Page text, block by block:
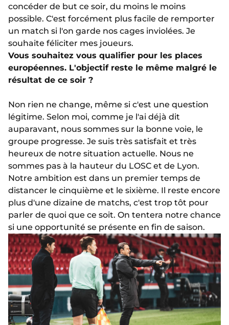
concéder de but ce soir, du moins le moins
possible. C'est forcément plus facile de remporter
un match si l'on garde nos cages inviolées. Je
souhaite féliciter mes joueurs.
Vous souhaitez vous qualifier pour les places
européennes. L'objectif reste le même malgré le
résultat de ce soir ?
Non rien ne change, même si c'est une question
légitime. Selon moi, comme je l'ai déjà dit
auparavant, nous sommes sur la bonne voie, le
groupe progresse. Je suis très satisfait et très
heureux de notre situation actuelle. Nous ne
sommes pas à la hauteur du LOSC et de Lyon.
Notre ambition est dans un premier temps de
distancer le cinquième et le sixième. Il reste encore
plus d'une dizaine de matchs, c'est trop tôt pour
parler de quoi que ce soit. On tentera notre chance
si une opportunité se présente en fin de saison.